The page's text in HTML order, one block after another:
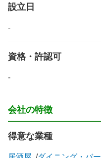
設立日
-
資格・許認可
-
会社の特徴
得意な業種